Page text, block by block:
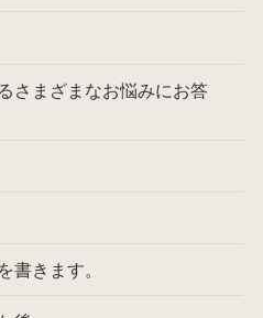
さまざまなお悩みにお答
書きます。